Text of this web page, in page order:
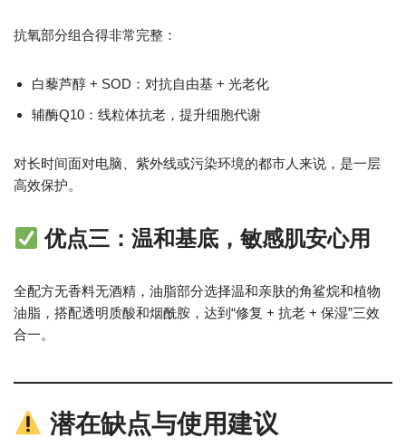
抗氧部分组合得非常完整：
白藜芦醇 + SOD：对抗自由基 + 光老化
辅酶Q10：线粒体抗老，提升细胞代谢
对长时间面对电脑、紫外线或污染环境的都市人来说，是一层
高效保护。
优点三：温和基底，敏感肌安心用
全配方无香料无酒精，油脂部分选择温和亲肤的角鲨烷和植物
油脂，搭配透明质酸和烟酰胺，达到“修复 + 抗老 + 保湿”三效
合一。
潜在缺点与使用建议